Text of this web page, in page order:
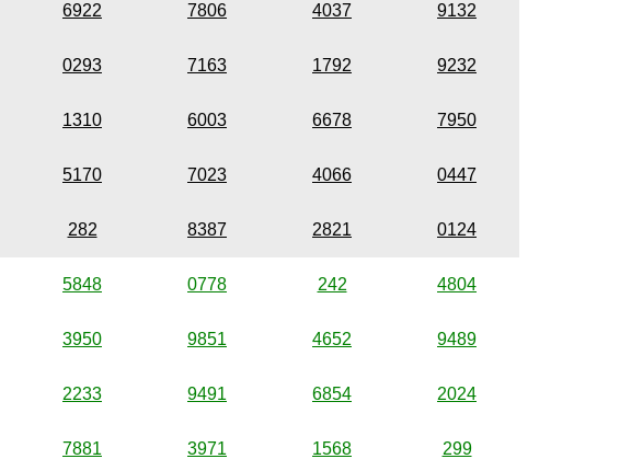
6922 7806 4037 9132
0293 7163 1792 9232
1310 6003 6678 7950
5170 7023 4066 0447
282 8387 2821 0124
5848 0778 242 4804
3950 9851 4652 9489
2233 9491 6854 2024
7881 3971 1568 299